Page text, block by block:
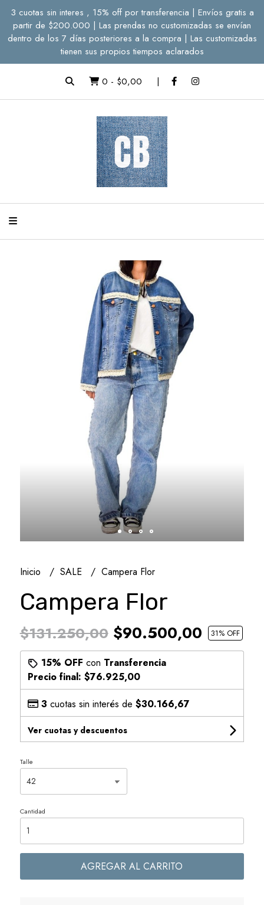
3 cuotas sin interes , 15% off por transferencia | Envíos gratis a
partir de $200.000 | Las prendas no customizadas se envían
dentro de los 7 días posteriores a la compra | Las customizadas
tienen sus propios tiempos aclarados
0 - $0,00
Inicio SALE Campera Flor
Campera Flor
$131.250,00$90.500,00 31% OFF
15% OFF con Transferencia
Precio final: $76.925,00
3 cuotas sin interés de $30.166,67
Ver cuotas y descuentos
Talle
Cantidad
AGREGAR AL CARRITO